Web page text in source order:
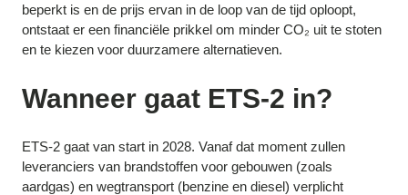
beperkt is en de prijs ervan in de loop van de tijd oploopt,
ontstaat er een financiële prikkel om minder CO₂ uit te stoten
en te kiezen voor duurzamere alternatieven.
Wanneer gaat ETS-2 in?
ETS-2 gaat van start in 2028. Vanaf dat moment zullen
leveranciers van brandstoffen voor gebouwen (zoals
aardgas) en wegtransport (benzine en diesel) verplicht